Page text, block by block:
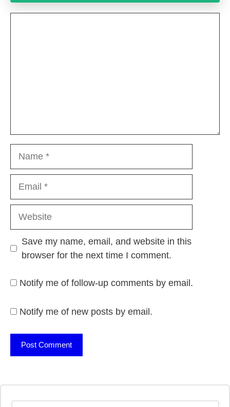
Save my name, email, and website in this
browser for the next time I comment.
Notify me of follow-up comments by email.
Notify me of new posts by email.